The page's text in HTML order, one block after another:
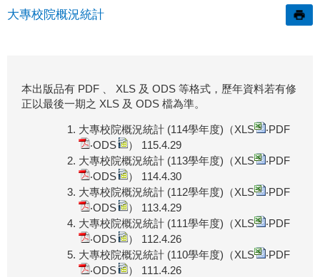
大專校院概況統計
本出版品有 PDF 、 XLS 及 ODS 等格式，歷年資料若有修
正以最後一期之 XLS 及 ODS 檔為準。
大專校院概況統計 (114學年度)（XLS ‧PDF
‧ODS
） 115.4.29
大專校院概況統計 (113學年度)（XLS ‧PDF
‧ODS
） 114.4.30
大專校院概況統計 (112學年度)（XLS ‧PDF
‧ODS
） 113.4.29
大專校院概況統計 (111學年度)（XLS ‧PDF
‧ODS
） 112.4.26
大專校院概況統計 (110學年度)（XLS ‧PDF
‧ODS
） 111.4.26